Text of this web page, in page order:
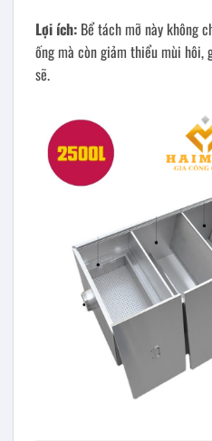
Lợi ích: Bể tách mỡ này không
ống mà còn giảm thiểu mùi hôi,
sẽ.